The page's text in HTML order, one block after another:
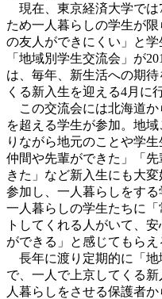
現在、東京経済大学では
ため一人暮らしの学生が
の友人ができにくい」と
「地域別学生交流会」が
は、毎年、新生活への期
くる新入生を迎える4月に
この交流会には北海道か
を超える学生が参加。地
りながら地元のことや学
仲間や先輩ができた」「
きた」など新入生にも大
参加し、一人暮らしをする
一人暮らしの学生たちに
トしてくれる人がいて、
ができる」と感じてもらえ
長年に渡り定期的に「地
で、一人で上京してくる
人暮らしをさせる保護者